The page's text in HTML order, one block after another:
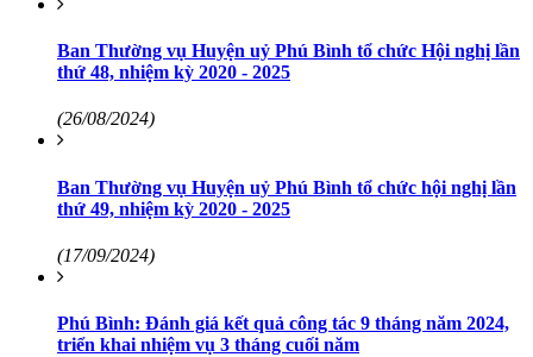
Ban Thường vụ Huyện uỷ Phú Bình tổ chức Hội nghị lần
thứ 48, nhiệm kỳ 2020 - 2025
(26/08/2024)
Ban Thường vụ Huyện uỷ Phú Bình tổ chức hội nghị lần
thứ 49, nhiệm kỳ 2020 - 2025
(17/09/2024)
Phú Bình: Đánh giá kết quả công tác 9 tháng năm 2024,
triển khai nhiệm vụ 3 tháng cuối năm